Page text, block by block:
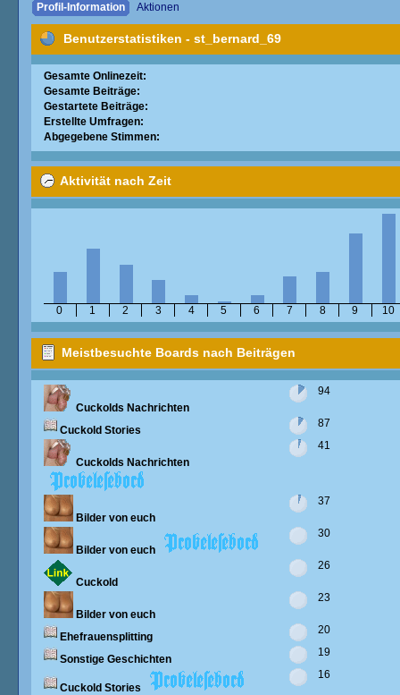
Profil-Information Aktionen
Benutzerstatistiken - st_bernard_69
Gesamte Onlinezeit:
Gesamte Beiträge:
Gestartete Beiträge:
Erstellte Umfragen:
Abgegebene Stimmen:
Aktivität nach Zeit
0 1 2 3 4 5 6 7 8 9 10
Meistbesuchte Boards nach Beiträgen
Cuckolds Nachrichten
94
Cuckold Stories
87
Cuckolds Nachrichten
41
Bilder von euch
37
Bilder von euch
30
Cuckold
26
Bilder von euch
23
Ehefrauensplitting
20
Sonstige Geschichten
19
Cuckold Stories
16